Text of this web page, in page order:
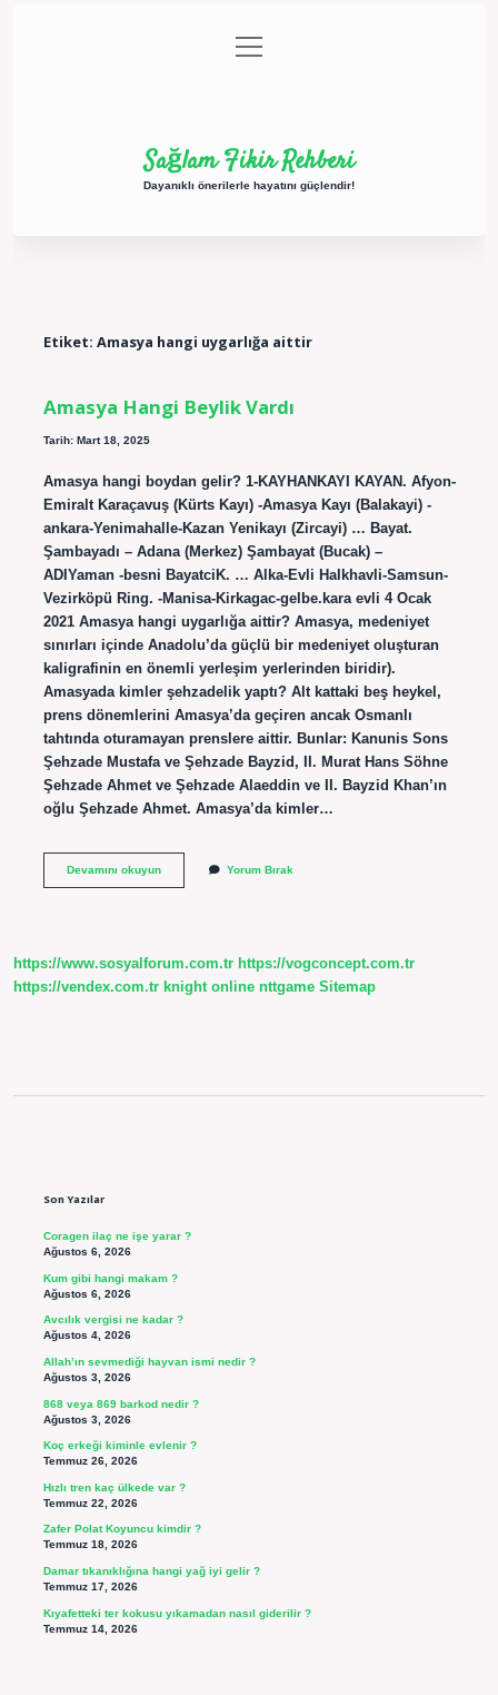
Gizlilik Politikası
menüyü
aç
Sağlam Fikir Rehberi
Dayanıklı önerilerle hayatını güçlendir!
Etiket: Amasya hangi uygarlığa aittir
Amasya Hangi Beylik Vardı
Tarih: Mart 18, 2025
Amasya hangi boydan gelir? 1-KAYHANKAYI KAYAN. Afyon-
Emiralt Karaçavuş (Kürts Kayı) -Amasya Kayı (Balakayi) -
ankara-Yenimahalle-Kazan Yenikayı (Zircayi) … Bayat.
Şambayadı – Adana (Merkez) Şambayat (Bucak) –
ADIYaman -besni BayatciK. … Alka-Evli Halkhavli-Samsun-
Vezirköpü Ring. -Manisa-Kirkagac-gelbe.kara evli 4 Ocak
2021 Amasya hangi uygarlığa aittir? Amasya, medeniyet
sınırları içinde Anadolu’da güçlü bir medeniyet oluşturan
kaligrafinin en önemli yerleşim yerlerinden biridir).
Amasyada kimler şehzadelik yaptı? Alt kattaki beş heykel,
prens dönemlerini Amasya’da geçiren ancak Osmanlı
tahtında oturamayan prenslere aittir. Bunlar: Kanunis Sons
Şehzade Mustafa ve Şehzade Bayzid, II. Murat Hans Söhne
Şehzade Ahmet ve Şehzade Alaeddin ve II. Bayzid Khan’ın
oğlu Şehzade Ahmet. Amasya’da kimler…
Devamını okuyunAmasya
Yorum Bırak
https://www.sosyalforum.com.tr https://vogconcept.com.tr
https://vendex.com.tr knight online nttgame Sitemap
Son Yazılar
Coragen ilaç ne işe yarar ?
Ağustos 6, 2026
Kum gibi hangi makam ?
Ağustos 6, 2026
Avcılık vergisi ne kadar ?
Ağustos 4, 2026
Allah’ın sevmediği hayvan ismi nedir ?
Ağustos 3, 2026
868 veya 869 barkod nedir ?
Ağustos 3, 2026
Koç erkeği kiminle evlenir ?
Temmuz 26, 2026
Hızlı tren kaç ülkede var ?
Temmuz 22, 2026
Zafer Polat Koyuncu kimdir ?
Temmuz 18, 2026
Damar tıkanıklığına hangi yağ iyi gelir ?
Temmuz 17, 2026
Kıyafetteki ter kokusu yıkamadan nasıl giderilir ?
Temmuz 14, 2026